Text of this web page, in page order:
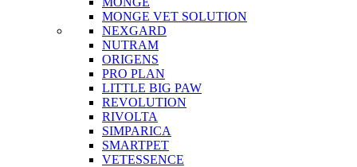
MONGE VET SOLUTION
NEXGARD
NUTRAM
ORIGENS
PRO PLAN
LITTLE BIG PAW
REVOLUTION
RIVOLTA
SIMPARICA
SMARTPET
VETESSENCE